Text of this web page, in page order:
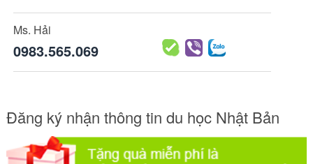
Ms. Hải
0983.565.069
Đăng ký nhận thông tin du học Nhật Bản